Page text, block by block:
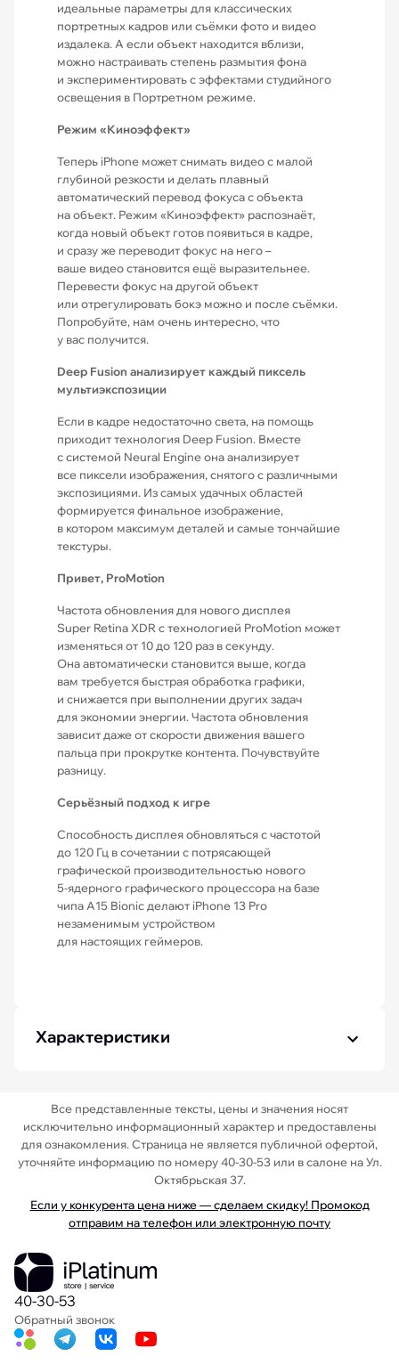
идеальные параметры для классических
портретных кадров или съёмки фото и видео
издалека. А если объект находится вблизи,
можно настраивать степень размытия фона
и экспериментировать с эффектами студийного
освещения в Портретном режиме.
Режим «Киноэффект»
Теперь iPhone может снимать видео с малой
глубиной резкости и делать плавный
автоматический перевод фокуса с объекта
на объект. Режим «Киноэффект» распознаёт,
когда новый объект готов появиться в кадре,
и сразу же переводит фокус на него –
ваше видео становится ещё вырази­тельнее.
Перевести фокус на другой объект
или отрегулировать бокэ можно и после съёмки.
Попробуйте, нам очень интересно, что
у вас получится.
Deep Fusion анализирует каждый пиксель
мультиэкспозиции
Если в кадре недостаточно света, на помощь
приходит технология Deep Fusion. Вместе
с системой Neural Engine она анализирует
все пиксели изображения, снятого с различными
экспозициями. Из самых удачных областей
формируется финальное изображение,
в котором максимум деталей и самые тончайшие
текстуры.
Привет, ProMotion
Частота обновления для нового дисплея
Super Retina XDR с технологией ProMotion может
изменяться от 10 до 120 раз в секунду.
Она автоматически становится выше, когда
вам требуется быстрая обработка графики,
и снижается при выполнении других задач
для экономии энергии. Частота обновления
зависит даже от скорости движения вашего
пальца при прокрутке контента. Почувствуйте
разницу.
Серьёзный подход к игре
Способность дисплея обновляться с частотой
до 120 Гц в сочетании с потрясающей
графической производительностью нового
5‑ядерного графического процессора на базе
чипа A15 Bionic делают iPhone 13 Pro
незаменимым устройством
для настоящих геймеров.
Характеристики
Все представленные тексты, цены и значения носят
исключительно информационный характер и предоставлены
для ознакомления. Страница не является публичной офертой,
уточняйте информацию по номеру 40-30-53 или в салоне на Ул.
Октябрьская 37.
Если у конкурента цена ниже — сделаем скидку! Промокод
отправим на телефон или электронную почту
40-30-53
Обратный звонок